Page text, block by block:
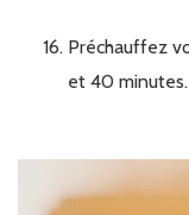
Préchauffez votre four à 170°C. Enfournez entre 30
et 40